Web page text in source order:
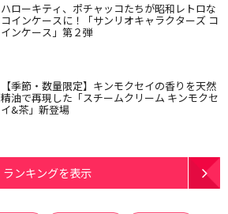
ハローキティ、ポチャッコたちが昭和レトロな
コインケースに！「サンリオキャラクターズ コ
インケース」第２弾
【季節・数量限定】キンモクセイの香りを天然
精油で再現した「スチームクリーム キンモクセ
イ&茶」新登場
ランキングを表示